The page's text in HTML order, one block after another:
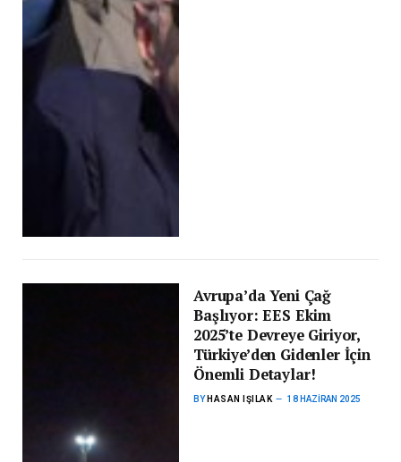
Avrupa’da Yeni Çağ
Başlıyor: EES Ekim
2025’te Devreye Giriyor,
Türkiye’den Gidenler İçin
Önemli Detaylar!
BY HASAN IŞILAK 18 HAZIRAN 2025